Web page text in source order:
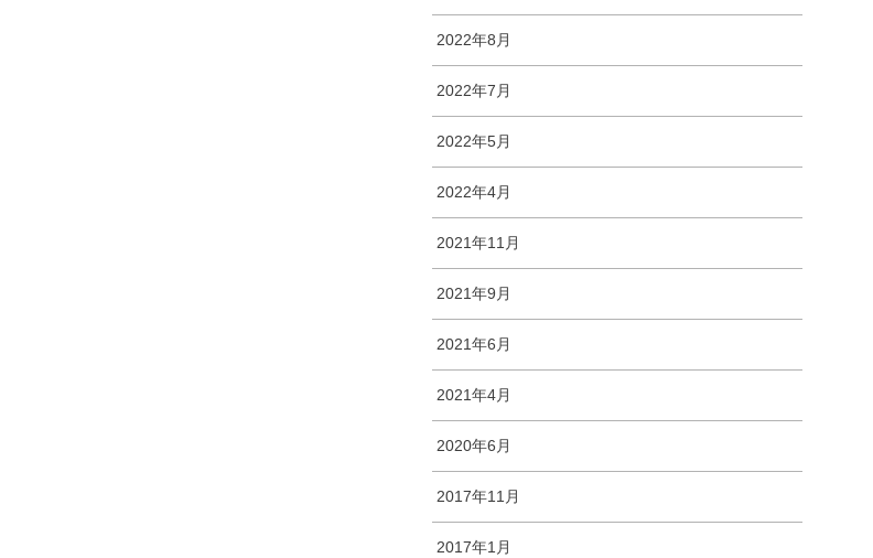
2022年8月
2022年7月
2022年5月
2022年4月
2021年11月
2021年9月
2021年6月
2021年4月
2020年6月
2017年11月
2017年1月